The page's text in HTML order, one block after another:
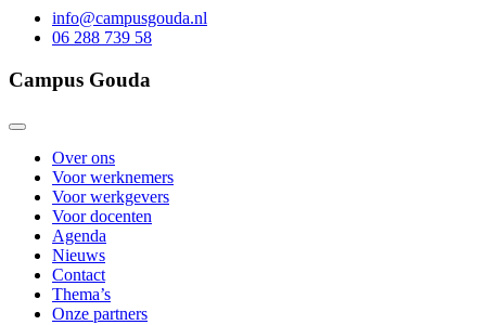
info@campusgouda.nl
06 288 739 58
Campus Gouda
Over ons
Voor werknemers
Voor werkgevers
Voor docenten
Agenda
Nieuws
Contact
Thema’s
Onze partners